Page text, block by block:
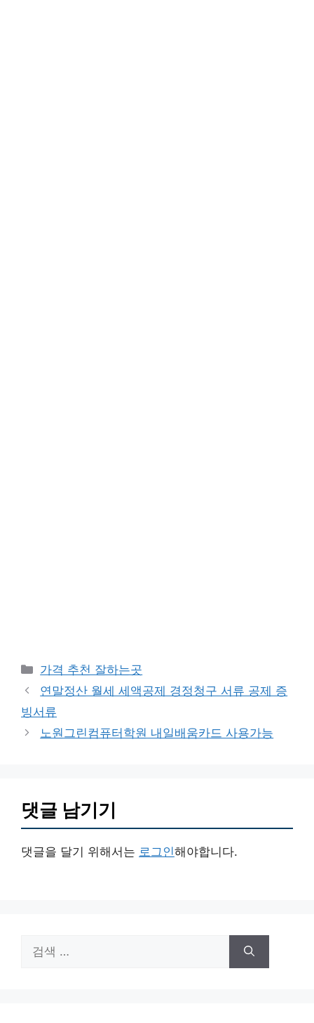
카
테
리
가격 추천 잘하는곳
연말정산 월세 세액공제 경정청구 서류 공제 증
빙서류
노원그린컴퓨터학원 내일배움카드 사용가능
댓글 남기기
댓글을 달기 위해서는 로그인해야합니다.
색: